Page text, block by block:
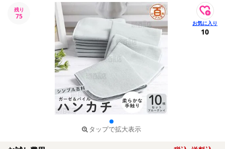
残り
75
タップで拡大表示
10